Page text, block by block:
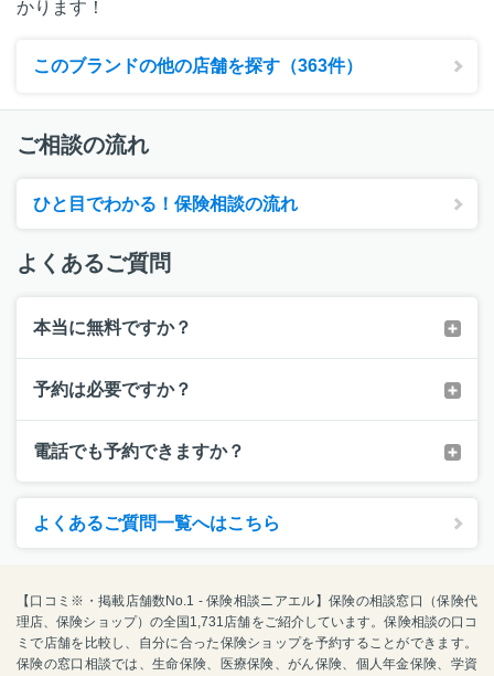
かります！
このブランドの他の店舗を探す（363件）
ご相談の流れ
ひと目でわかる！保険相談の流れ
よくあるご質問
本当に無料ですか？
予約は必要ですか？
電話でも予約できますか？
よくあるご質問一覧へはこちら
【口コミ※・掲載店舗数No.1 - 保険相談ニアエル】保険の相談窓口（保険代
理店、保険ショップ）の全国1,731店舗をご紹介しています。保険相談の口コ
ミで店舗を比較し、自分に合った保険ショップを予約することができます。
保険の窓口相談では、生命保険、医療保険、がん保険、個人年金保険、学資